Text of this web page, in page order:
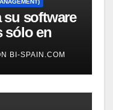
su software
sólo en
BI-SPAIN.COM